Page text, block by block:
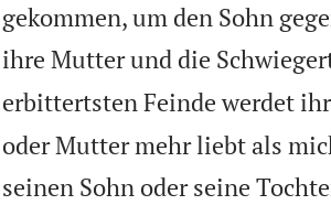
gekommen, um den Sohn
ihre Mutter und die
erbittertsten Feinde werdet
oder Mutter mehr liebt als
seinen Sohn oder seine